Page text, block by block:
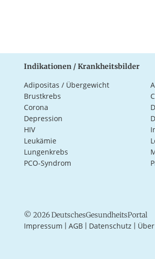
Indikationen / Krankheitsbilder
Adipositas / Übergewicht
Brustkrebs
Corona
Depression
HIV
Leukämie
Lungenkrebs
PCO-Syndrom
© 2026 DeutschesGesundheitsPortal
Impressum AGB Datenschutz